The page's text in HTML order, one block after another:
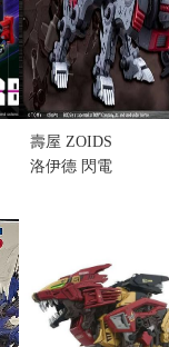
售價:0
壽屋 ZOIDS
洛伊德 閃電
(不挑盒況)
(售完缺貨...
售價:0